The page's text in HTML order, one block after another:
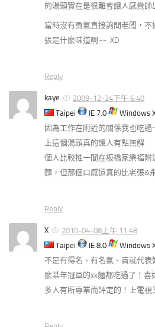
的湯頭實在是很難會讓人感覺師
當時沒有勇氣直接詢問老闆，
張是什麼味道啊~~ :XD
Reply
kaye
2009-12-24下午 6:40
Taipei
IE 7.0
Windows
因為工作在附近的關係我也吃
上這個湯頭真的讓人有點無解
個人比較推一間在板橋家樂福
麵，但那個口感還真的比老張&
Reply
X
2010-04-08上午 11:48
Taipei
IE 8.0
Windows
不是有得名、有名氣、貴就代
麼某年冠軍的xx麵都吃過了！
多人有所專業而評定的！上電視